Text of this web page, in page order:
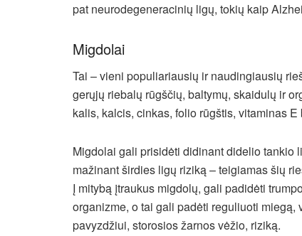
pat neurodegeneracinių ligų, tokių kaip
Migdolai
Tai – vieni populiariausių ir naudingiausių
gerųjų riebalų rūgščių, baltymų, skaidulų ir
kalis, kalcis, cinkas, folio rūgštis, vitaminas
Migdolai gali prisidėti didinant didelio tankio
mažinant širdies ligų riziką – teigiamas šių
Į mitybą įtraukus migdolų, gali padidėti
organizme, o tai gali padėti reguliuoti
pavyzdžiui, storosios žarnos vėžio, riziką.